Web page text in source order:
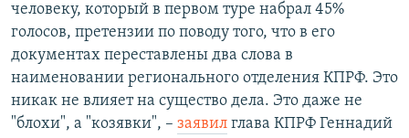
человеку, который в первом туре набрал 45%
голосов, претензии по поводу того, что в его
документах переставлены два слова в
наименовании регионального отделения КПРФ. Это
никак не влияет на существо дела. Это даже не
"блохи", а "козявки", – заявил глава КПРФ Геннадий